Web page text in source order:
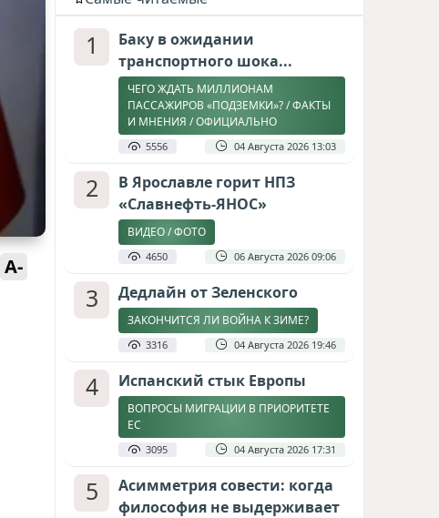
A-
1
Баку в ожидании
транспортного шока...
ЧЕГО ЖДАТЬ МИЛЛИОНАМ
ПАССАЖИРОВ «ПОДЗЕМКИ»? / ФАКТЫ
И МНЕНИЯ / ОФИЦИАЛЬНО
5556 04 Августа 2026 13:03
2
В Ярославле горит НПЗ
«Славнефть-ЯНОС»
ВИДЕО / ФОТО
4650 06 Августа 2026 09:06
3 Дедлайн от Зеленского
ЗАКОНЧИТСЯ ЛИ ВОЙНА К ЗИМЕ?
3316 04 Августа 2026 19:46
4 Испанский стык Европы
ВОПРОСЫ МИГРАЦИИ В ПРИОРИТЕТЕ
ЕС
3095 04 Августа 2026 17:31
5
Асимметрия совести: когда
философия не выдерживает